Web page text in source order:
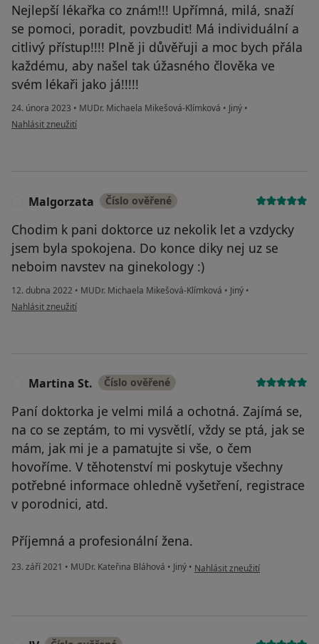
Nejlepší lékařka co znám!!! Upřímná, milá, snaží
se pomoci, poradit, povzbudit! Má individuální a
citlivý přístup!!!! Plně ji důvěřuji a moc bych přála
každému, aby našel tak úžasného člověka ve
svém lékaři jako já!!!!!
24. února 2023 • MUDr. Michaela Mikešová-Klímková • Jiný •
podle názoru uživatele T.H.
Nahlásit zneužití
Malgorzata Číslo ověřené
Chodim k pani doktorce uz nekolik let a vzdycky
jsem byla spokojena. Do konce diky nej uz se
neboim navstev na ginekology :)
12. dubna 2022 • MUDr. Michaela Mikešová-Klímková • Jiný •
podle názoru uživatele Malgorzata
Nahlásit zneužití
Martina St. Číslo ověřené
Paní doktorka je velmi milá a ochotná. Zajímá se,
na co se zeptám, to mi vysvětlí, vždy se ptá, jak se
mám, jak mi je a pamatujte si vše, o čem
hovoříme. V těhotenství mi poskytuje všechny
potřebné informace ohledně vyšetření, registrace
v porodnici, atd.
Příjemná a profesionální žena.
23. září 2021 • MUDr. Kateřina Bláhová • Jiný • podle názoru uživatele Martina
Nahlásit zneužití